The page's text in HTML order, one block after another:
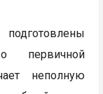
первичной
неполную